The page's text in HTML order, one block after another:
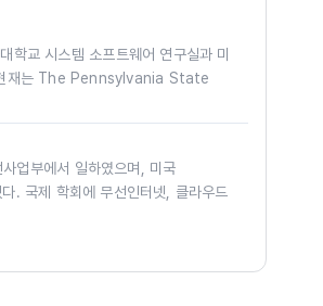
학교 시스템 소프트웨어 연구실과 미
재는 The Pennsylvania State
안철수 연구소에서 윈도우 커널에
KT ucloud biz 클라우드 상품에 대
및 네트워크 분야의 논문, 특허, E-
번역 작업도 진행하였다.
업부에서 일하였으며, 미국
국제 학회에 무선인터넷, 클라우드
워킹 분야의 논문을 여러 편 발표